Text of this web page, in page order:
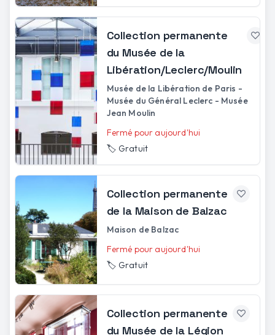
Collection permanente
du Musée de la
Libération/Leclerc/Moulin
Musée de la Libération de Paris -
Musée du Général Leclerc - Musée
Jean Moulin
Fermé pour aujourd'hui
🏷️ Gratuit
Collection permanente
de la Maison de Balzac
Maison de Balzac
Fermé pour aujourd'hui
🏷️ Gratuit
Collection permanente
du Musée de la Légion